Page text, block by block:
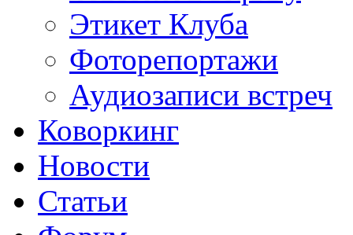
Этикет Клуба
Фоторепортажи
Аудиозаписи встреч
Коворкинг
Новости
Статьи